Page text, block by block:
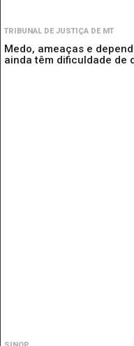
TRIBUNAL DE JUSTIÇA DE MT
Medo, ameaças e
ainda têm dificuldade de